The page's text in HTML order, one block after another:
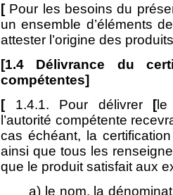
[ Pour les besoins du
un ensemble d’éléments
attester l’origine des
[1.4 Délivrance du
compétentes]
[ 1.4.1. Pour délivrer [le
l’autorité compétente
cas échéant, la
ainsi que tous les
que le produit satisfait aux
a) le nom, la